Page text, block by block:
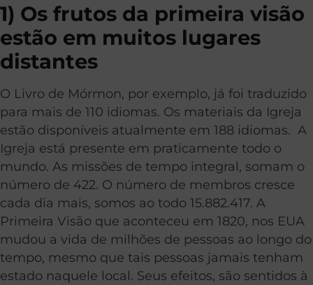
1) Os frutos da primeira visão
estão em muitos lugares
distantes
O Livro de Mórmon, por exemplo, já foi traduzido
para mais de 110 idiomas. Os materiais da Igreja
estão disponíveis atualmente em 188 idiomas. A
Igreja está presente em praticamente todo o
mundo. As missões de tempo integral, somam o
número de 422. O número de membros cresce
cada dia mais, somos ao todo 15.882.417. A
Primeira Visão que aconteceu em 1820, nos EUA
mudou a vida de milhões de pessoas ao longo do
tempo, mesmo que tais pessoas jamais tenham
estado naquele local. Seus efeitos, são sentidos à